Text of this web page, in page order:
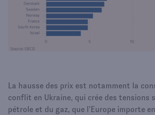
La hausse des prix est notamment la
conflit en Ukraine, qui crée des tensions
pétrole et du gaz, que l’Europe importe